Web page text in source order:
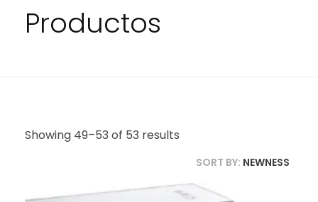
Productos
Showing 49–53 of 53 results
SORT BY: NEWNESS